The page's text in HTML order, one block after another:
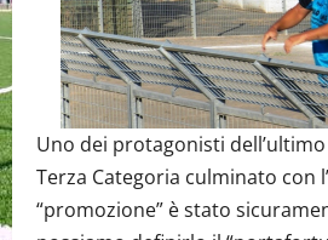
Uno dei protagonisti
Terza Categoria culminato con
“promozione” è stato